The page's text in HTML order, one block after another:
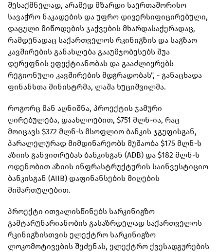
შესაქმნელად, არამედ მზარდი საერთაშორისო
სავაჭრო ნაკადების და უფრო დივერსიფიცირებული,
დაცული მიწოდების ჯაჭვების მხარდასაჭერადაც,
რამდენადაც საქართველოს რკინიგზის და საგზაო
კავშირების განახლება გააუმჯობესებს შუა
დერეფნის ეფექტიანობას და გააძლიერებს
რეგიონული კავშირების მდგრადობას", - განაცხადა
ფინანსთა მინისტრმა, ლაშა ხუციშვილმა.
როგორც მან აღნიშნა, პროექტის ჯამური
ღირებულება, დაახლოებით, $751 მლნ-ია, რაც
მოიცავს $372 მლნ-ს მსოფლიო ბანკის ჯგუფისგან,
პარალელურად მიმდინარეობს მუშაობა $175 მლნ-ს
აზიის განვითრებას ბანკისგან (ADB) და $182 მლნ-ს
ოდენობით აზიის ინფრასტრუქტურის საინვესტიციო
ბანკისგან (AIIB) დაფინანსების მიღების
მიმართულებით.
პროექტი ითვალისწინებს სარკინიგზო
გამტარუნარიანობის გასაზრდელად საქართველოს
რკინიგზისთვის ელექტრო სარკინიგზო
ლოკომოტივების შეძენას, ელექტრო ქვესადგურების